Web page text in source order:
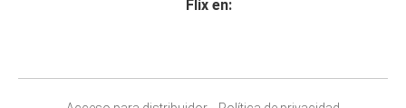
Flix en: